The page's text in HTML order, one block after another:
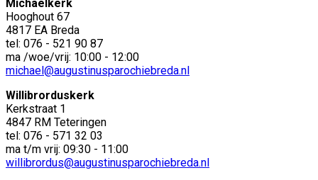
Michaelkerk
Hooghout 67
4817 EA Breda
tel: 076 - 521 90 87
ma /woe/vrij: 10:00 - 12:00
michael@augustinusparochiebreda.nl
Willibrorduskerk
Kerkstraat 1
4847 RM Teteringen
tel: 076 - 571 32 03
ma t/m vrij: 09:30 - 11:00
willibrordus@augustinusparochiebreda.nl